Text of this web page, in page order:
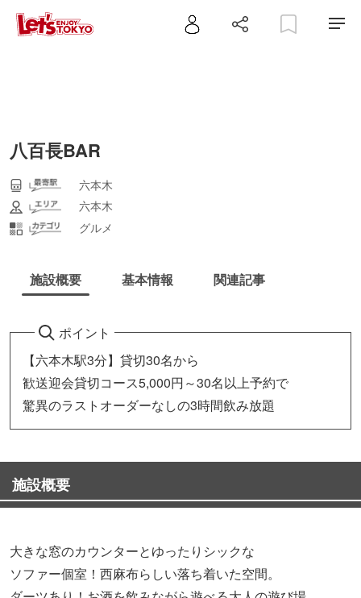
八百長BAR
六本木
六本木
グルメ
施設概要 基本情報 関連記事
ポイント
【六本木駅3分】貸切30名から
歓送迎会貸切コース5,000円～30名以上予約で
驚異のラストオーダーなしの3時間飲み放題
施設概要
大きな窓のカウンターとゆったりシックな
ソファー個室！西麻布らしい落ち着いた空間。